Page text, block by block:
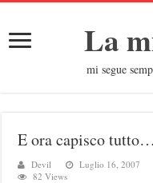
La
mi segue
E ora capisco tutto…
Devil Luglio 16, 2007
82 Views